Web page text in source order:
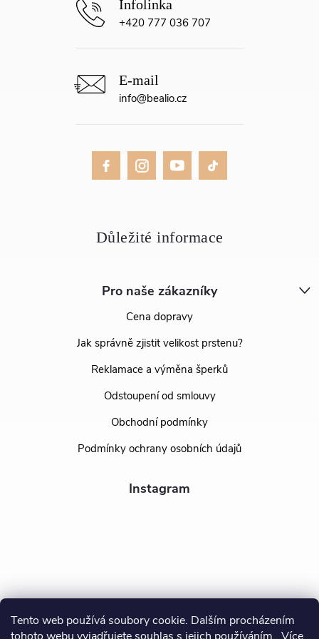
Tento web používá soubory cookie. Dalším procházením
Pro naše zákazníky
Cena dopravy
Jak správně zjistit velikost prstenu?
Reklamace a výměna šperků
Odstoupení od smlouvy
Obchodní podmínky
Podmínky ochrany osobních údajů
Instagram
info@bealio.cz
+420 777 036 707